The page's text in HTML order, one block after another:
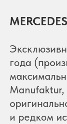
года
и редком